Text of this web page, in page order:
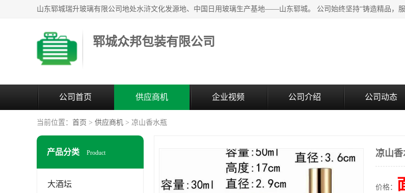
郓城众邦包装有限公司
公司首页 供应商机 企业视频 公司介绍 公司动态
当前位置： 首页 > 供应商机 > 凉山香水瓶
产品分类 Product
大酒坛
凉山
价格：